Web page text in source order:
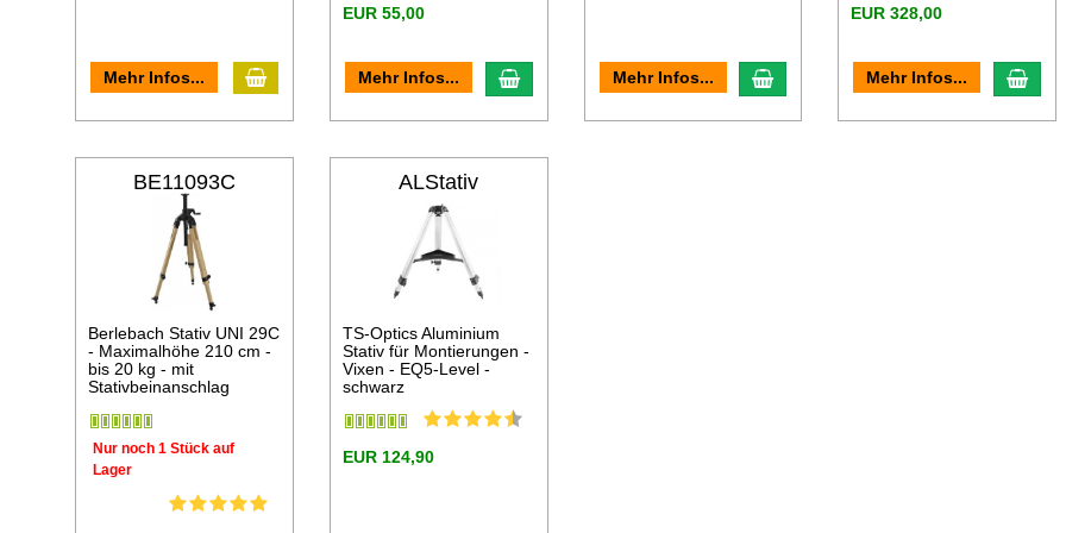
Mehr Infos... In den Warenkorb
EUR 55,00
Mehr Infos... In den Warenkorb
Mehr Infos... In den Warenkorb
EUR 328,00
Mehr Infos... In
BE11093C
Berlebach Stativ UNI 29C
- Maximalhöhe 210 cm -
bis 20 kg - mit
Stativbeinanschlag
Nur noch 1 Stück auf
Lager
ALStativ
TS-Optics Aluminium
Stativ für Montierungen -
Vixen - EQ5-Level -
schwarz
EUR 124,90